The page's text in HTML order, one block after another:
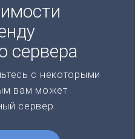
сервера
с некоторыми
вам может
сервер.